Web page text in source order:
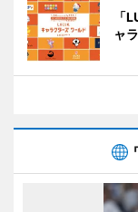
「
ャ